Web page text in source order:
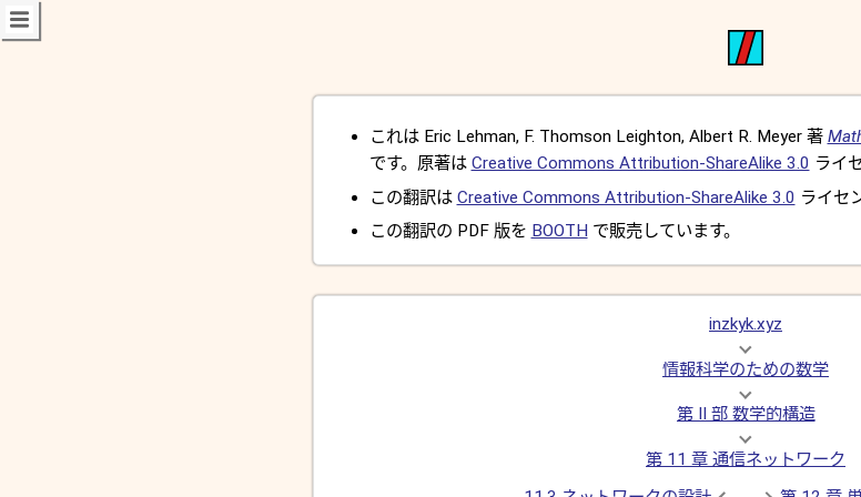
これは Eric Lehman, F. Thomson Leighton, Albert R. Meyer 著
です。原著は Creative Commons Attribution-ShareAlike 3.0 ライ
この翻訳は Creative Commons Attribution-ShareAlike 3.0 ライセ
この翻訳の PDF 版を BOOTH で販売しています。
inzkyk.xyz
情報科学のための数学
第 II 部 数学的構造
第 11 章 通信ネットワーク